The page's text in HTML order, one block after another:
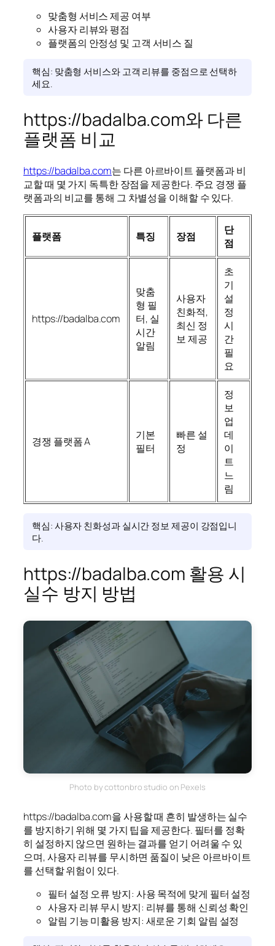
맞춤형 서비스 제공 여부
사용자 리뷰와 평점
플랫폼의 안정성 및 고객 서비스 질
핵심: 맞춤형 서비스와 고객 리뷰를 중점으로 선택하
세요.
https://badalba.com와 다른
플랫폼 비교
https://badalba.com는 다른 아르바이트 플랫폼과 비
교할 때 몇 가지 독특한 장점을 제공한다. 주요 경쟁 플
랫폼과의 비교를 통해 그 차별성을 이해할 수 있다.
플랫폼 특징 장점
단
점
https://badalba.com
맞춤
형 필
터, 실
시간
알림
사용자
친화적,
최신 정
보 제공
초
기
설
정
시
간
필
요
경쟁 플랫폼 A
기본
필터
빠른 설
정
정
보
업
데
이
트
느
림
핵심: 사용자 친화성과 실시간 정보 제공이 강점입니
다.
https://badalba.com 활용 시
실수 방지 방법
Photo by cottonbro studio on Pexels
https://badalba.com을 사용할 때 흔히 발생하는 실수
를 방지하기 위해 몇 가지 팁을 제공한다. 필터를 정확
히 설정하지 않으면 원하는 결과를 얻기 어려울 수 있
으며, 사용자 리뷰를 무시하면 품질이 낮은 아르바이트
를 선택할 위험이 있다.
필터 설정 오류 방지: 사용 목적에 맞게 필터 설정
사용자 리뷰 무시 방지: 리뷰를 통해 신뢰성 확인
알림 기능 미활용 방지: 새로운 기회 알림 설정